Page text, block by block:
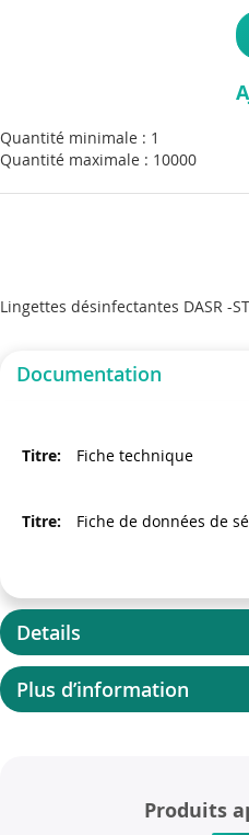
Quantité minimale : 1
Quantité maximale : 10000
Lingettes désinfectantes DASR -
Documentation
Fiche technique
Fiche de données de
Details
Plus d’information
Produits